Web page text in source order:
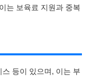
는 보육료 지원과 중복
등이 있으며, 이는 부